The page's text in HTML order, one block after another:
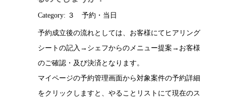
Category: ３ 予約・当日
予約成立後の流れとしては、お客様にてヒアリング
シートの記入→シェフからのメニュー提案→お客様
のご確認・及び決済となります。
マイページの予約管理画面から対象案件の予約詳細
をクリックしますと、やることリストにて現在のス